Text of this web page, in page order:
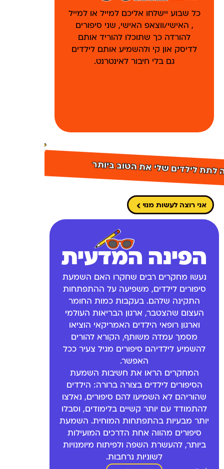
כל שבוע יישלחו אליכם למייל או למייל
, האישי/ווצאפ האישי, שני סיפורים
להורדה כך שתוכלו להוריד אותם
לדיסק און קי ולהשמיע אותם לילדים
גם בלי חיבור לאינטרנט.
לתת לילדים שלי את הטוב ביותר
אני רוצה לעשות מנוי
הפינה המדעית
נעשו מחקרים רבים שחקרו האם השמעת
סיפורים לילדים, משפיעה על ההתפתחות
התקינה שלהם. בעקבות כמות החומר
העצום שהצטבר, ארגון הבריאות העולמי
וארגון רופאי הילדים האמריקאי הוציאו
מסמך עמדה משותף, הקורא להורים
להשמיע לילדיהם סיפורים מגיל צעיר ככל
האפשר.
המחקרים הראו את חשיבות השמעת
הסיפורים לילדים בצורה ברורה: הילדים
שהוריהם לא השמיעו להם סיפורים, נאלצו
להתמודד עם יותר קשיים בלימודים, וסבלו
יותר מבעיות בהתפתחות המוחית. השמעת
סיפורים מהווה אחת הדרכים המועילות
ביותר, להעשרת השפה ולפיתוח מיומנויות
לשוניות נרחבות.